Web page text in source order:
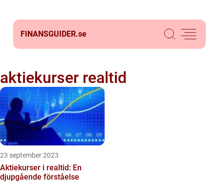
FINANSGUIDER.se
aktiekurser realtid
23 september 2023
Aktiekurser i realtid: En
djupgående förståelse